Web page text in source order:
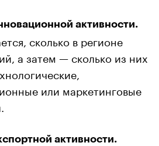
активности.
сколько в регионе
а затем — сколько из них
или маркетинговые
активности.